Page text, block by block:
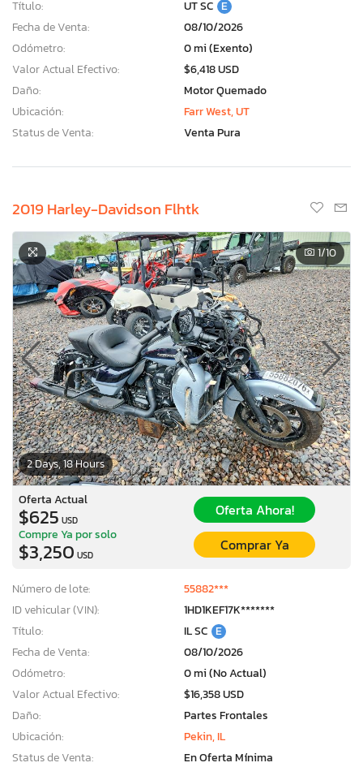
Título:
UT SC E
Fecha de Venta:
08/10/2026
Odómetro:
0 mi (Exento)
Valor Actual Efectivo:
$6,418 USD
Daño:
Motor Quemado
Ubicación:
Farr West, UT
Status de Venta:
Venta Pura
2019 Harley-Davidson Flhtk
2 Days, 18 Hours
1/10
Oferta Actual
$625 USD
Oferta Ahora!
Compre Ya por solo
$3,250 USD
Comprar Ya
Número de lote:
55882***
ID vehicular (VIN):
1HD1KEF17K*******
Título:
IL SC E
Fecha de Venta:
08/10/2026
Odómetro:
0 mi (No Actual)
Valor Actual Efectivo:
$16,358 USD
Daño:
Partes Frontales
Ubicación:
Pekin, IL
Status de Venta:
En Oferta Mínima